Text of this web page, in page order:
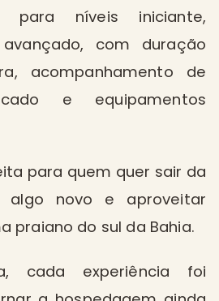
para níveis iniciante,
com duração
acompanhamento de
e equipamentos
para quem quer sair da
algo novo e aproveitar
praiano do sul da Bahia.
cada experiência foi